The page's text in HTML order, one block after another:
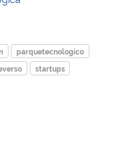
parquetecnologico
startups